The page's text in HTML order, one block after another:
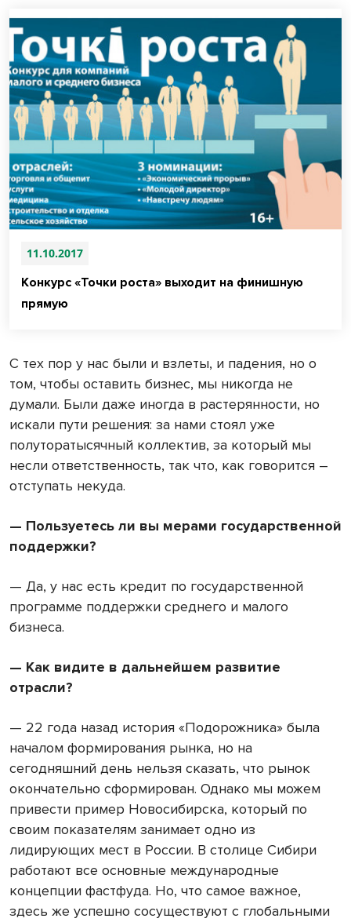
11.10.2017
Конкурс «Точки роста» выходит на финишную
прямую
С тех пор у нас были и взлеты, и падения, но о
том, чтобы оставить бизнес, мы никогда не
думали. Были даже иногда в растерянности, но
искали пути решения: за нами стоял уже
полуторатысячный коллектив, за который мы
несли ответственность, так что, как говорится –
отступать некуда.
— Пользуетесь ли вы мерами государственной
поддержки?
— Да, у нас есть кредит по государственной
программе поддержки среднего и малого
бизнеса.
— Как видите в дальнейшем развитие
отрасли?
— 22 года назад история «Подорожника» была
началом формирования рынка, но на
сегодняшний день нельзя сказать, что рынок
окончательно сформирован. Однако мы можем
привести пример Новосибирска, который по
своим показателям занимает одно из
лидирующих мест в России. В столице Сибири
работают все основные международные
концепции фастфуда. Но, что самое важное,
здесь же успешно сосуществуют с глобальными